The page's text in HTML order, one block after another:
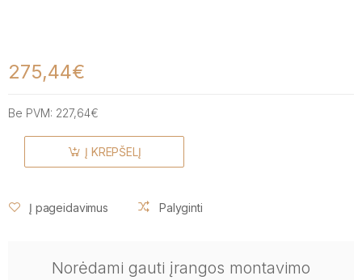
275,44€
Be PVM: 227,64€
Į KREPŠELĮ
Į pageidavimus Palyginti
Norėdami gauti įrangos montavimo